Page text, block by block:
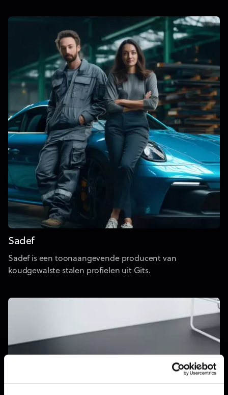
Sadef
Sadef is een toonaangevende producent van
koudgewalste stalen profielen uit Gits.